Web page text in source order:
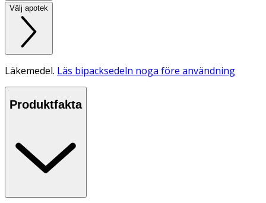
Välj apotek
Läkemedel. Läs bipacksedeln noga före användning
Produktfakta